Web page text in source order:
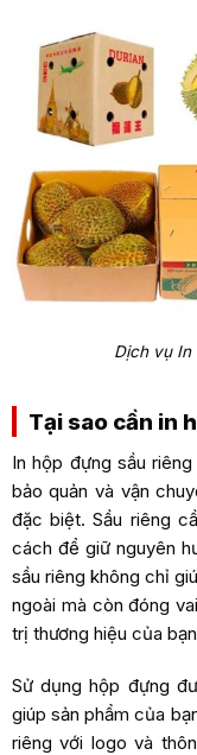
Dịch vụ In
Tại sao cần in
In hộp đựng sầu
bảo quản và vận
đặc biệt. Sầu riêng
cách để giữ nguyên
sầu riêng không chỉ
ngoài mà còn đóng
trị thương hiệu của
Sử dụng hộp đựng
giúp sản phẩm của
riêng với logo và